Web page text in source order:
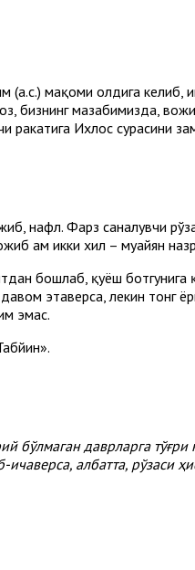
(а.с.) мақоми олдига
бизнинг мазҳабимизда,
ракатига Ихлос сурасини
нафл. Фарз саналувчи
ҳам икки хил – муайян
бошлаб, қуёш
этаверса, лекин тонг
эмас.
бўлмаган даврларга тўғри
ичаверса, албатта, рўзаси